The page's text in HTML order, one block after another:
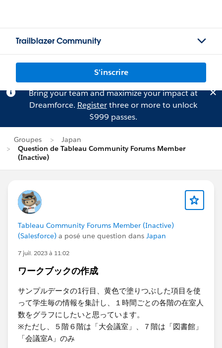
Trailblazer Community
S'inscrire
Bring your team and maximize your impact at
Dreamforce. Registerthree or more to unlock
$999 passes.
Groupes
Japan
Question de Tableau Community Forums Member
(Inactive)
Tableau Community Forums Member (Inactive)
(Salesforce) a posé une question dans Japan
7 juil. 2023 à 11:02
ワークブックの作成
サンプルデータの1行目、黄色で塗りつぶした項目を使
って学生毎の情報を集計し、１時間ごとの各階の在室人
数をグラフにしたいと思っています。
※ただし、５階６階は「大会議室」、７階は「図書館」
「会議室A」のみ